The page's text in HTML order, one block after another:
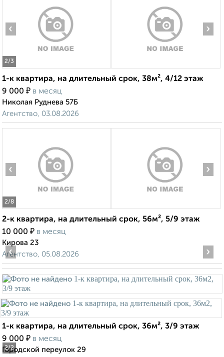
2/3
‹ ›
1-к квартира, на длительный срок, 38м², 4/12 этаж
9 000 ₽ в месяц
Николая Руднева 57Б
Агентство, 03.08.2026
2/8
‹ ›
2-к квартира, на длительный срок, 56м², 5/9 этаж
10 000 ₽ в месяц
Кирова 23
Агентство, 05.08.2026
2/2
‹ ›
1-к квартира, на длительный срок, 36м², 3/9 этаж
9 000 ₽ в месяц
Городской переулок 29